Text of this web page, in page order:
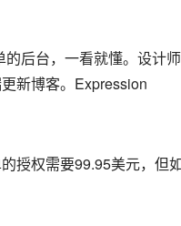
后台，一看就懂。设计
新博客。Expression
授权需要99.95美元，但